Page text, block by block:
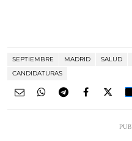
SEPTIEMBRE MADRID SALUD
CANDIDATURAS